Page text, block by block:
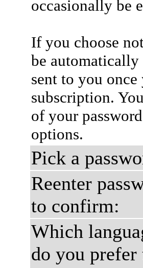
occasionally be
If you choose
be
sent to you
subscription.
of your
options.
Pick a
Reenter
to confirm:
Which
do you prefer